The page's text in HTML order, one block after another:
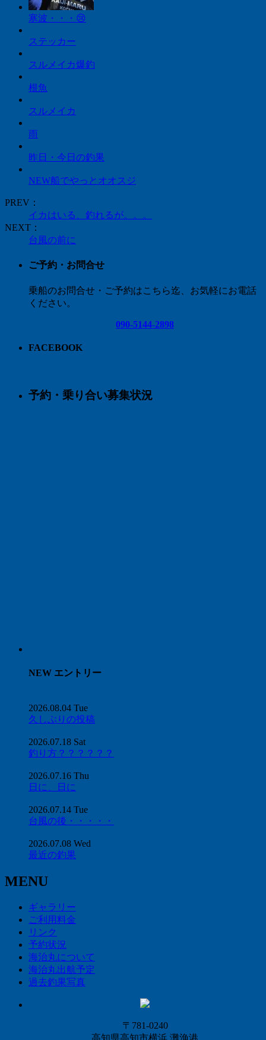
寒波・・・😢
ステッカー
スルメイカ爆釣
根魚
スルメイカ
雨
昨日・今日の釣果
NEW船でやっとオオスジ
PREV：
イカはいる、釣れるが。。。
NEXT：
台風の前に
ご予約・お問合せ
乗船のお問合せ・ご予約はこちら迄、お気軽にお電話
ください。
090-5144-2898
FACEBOOK
予約・乗り合い募集状況
NEW エントリー
2026.08.04 Tue
久しぶりの投稿
2026.07.18 Sat
釣り方？？？？？？
2026.07.16 Thu
日に、日に
2026.07.14 Tue
台風の後・・・・・
2026.07.08 Wed
最近の釣果
MENU
ギャラリー
ご利用料金
リンク
予約状況
海治丸について
海治丸出航予定
過去釣果写真
〒781-0240
高知県高知市横浜 灘漁港